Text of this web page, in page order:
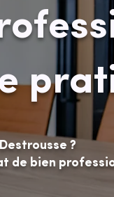
?
de bien